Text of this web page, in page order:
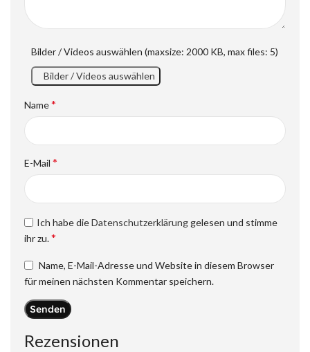
Rezensionen
Bilder / Videos auswählen (maxsize: 2000 KB, max files: 5)
Bilder / Videos auswählen
Name*
E-Mail *
Ich habe dieDatenschutzerklärung gelesen und stimme
ihr zu.*
Name, E-Mail-Adresse und Website in diesem Browser
für meinen nächsten Kommentar speichern.